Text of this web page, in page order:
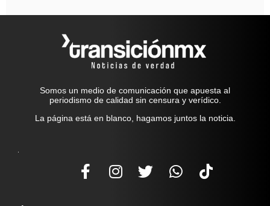
Somos un medio de comunicación que apuesta al
periodismo de calidad sin censura y verídico.
La página está en blanco, hagamos juntos la noticia.